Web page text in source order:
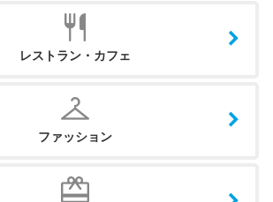
レストラン・カフェ
ファッション